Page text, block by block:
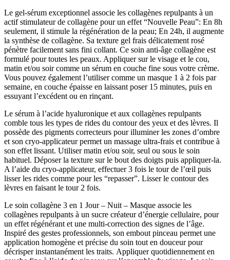
Le gel-sérum exceptionnel associe les collagènes repulpants à un
actif stimulateur de collagène pour un effet “Nouvelle Peau”: En 8h
seulement, il stimule la régénération de la peau; En 24h, il augmente
la synthèse de collagène. Sa texture gel frais délicatement rosé
pénètre facilement sans fini collant. Ce soin anti-âge collagène est
formulé pour toutes les peaux. Appliquer sur le visage et le cou,
matin et/ou soir comme un sérum en couche fine sous votre crème.
Vous pouvez également l’utiliser comme un masque 1 à 2 fois par
semaine, en couche épaisse en laissant poser 15 minutes, puis en
essuyant l’excédent ou en rinçant.
Le sérum à l’acide hyaluronique et aux collagènes repulpants
comble tous les types de rides du contour des yeux et des lèvres. Il
possède des pigments correcteurs pour illuminer les zones d’ombre
et son cryo-applicateur permet un massage ultra-frais et contribue à
son effet lissant. Utiliser matin et/ou soir, seul ou sous le soin
habituel. Déposer la texture sur le bout des doigts puis appliquer-la.
A l’aide du cryo-applicateur, effectuer 3 fois le tour de l’œil puis
lisser les rides comme pour les “repasser”. Lisser le contour des
lèvres en faisant le tour 2 fois.
Le soin collagène 3 en 1 Jour – Nuit – Masque associe les
collagènes repulpants à un sucre créateur d’énergie cellulaire, pour
un effet régénérant et une multi-correction des signes de l’âge.
Inspiré des gestes professionnels, son embout pinceau permet une
application homogène et précise du soin tout en douceur pour
décrisper instantanément les traits. Appliquer quotidiennement en